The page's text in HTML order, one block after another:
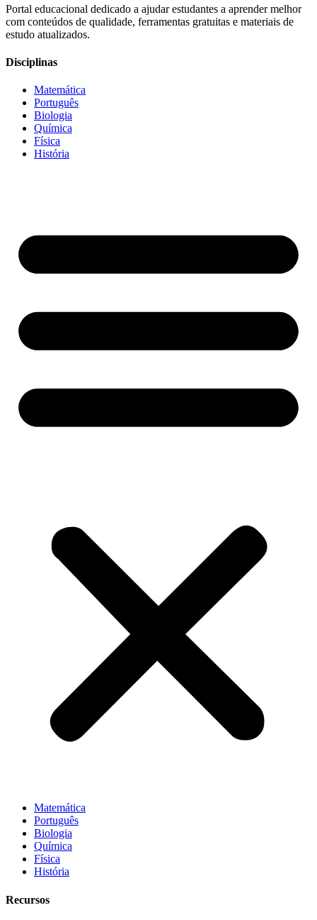
Portal educacional dedicado a ajudar estudantes a aprender melhor
com conteúdos de qualidade, ferramentas gratuitas e materiais de
estudo atualizados.
Disciplinas
Matemática
Português
Biologia
Química
Física
História
Matemática
Português
Biologia
Química
Física
História
Recursos